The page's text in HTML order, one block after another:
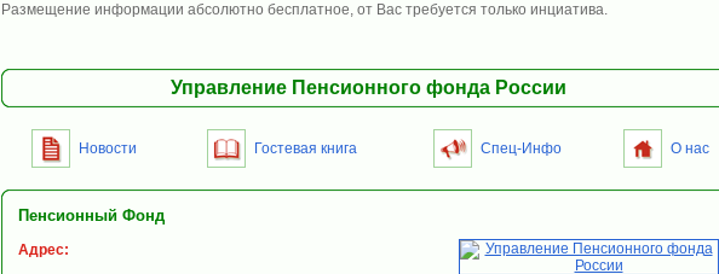
Размещение информации абсолютно бесплатное, от Вас требуется только инциатива.
Управление Пенсионного фонда России
Новости Гостевая книга Спец-Инфо О нас
Пенсионный Фонд
Адрес: